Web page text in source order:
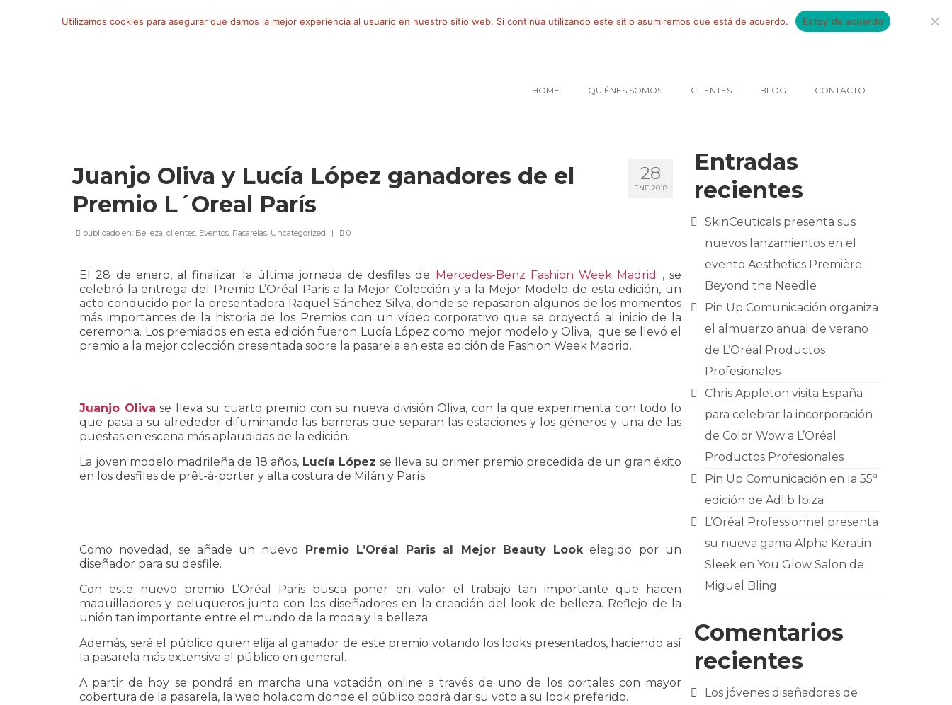
por:
HOME QUIÉNES SOMOS CLIENTES BLOG CONTACTO
28
ENE 2018
Juanjo Oliva y Lucía López ganadores de el
Premio L´Oreal París
publicado en: Belleza, clientes, Eventos, Pasarelas, Uncategorized | 0
El 28 de enero, al finalizar la última jornada de desfiles de Mercedes-Benz Fashion Week Madrid
, se
celebró la entrega del Premio L’Oréal Paris a la Mejor Colección y a la Mejor Modelo de esta edición, un
acto conducido por la presentadora Raquel Sánchez Silva, donde se repasaron algunos de los momentos
más importantes de la historia de los Premios con un vídeo corporativo que se proyectó al inicio de la
ceremonia. Los premiados en esta edición fueron Lucía López como mejor modelo y Oliva, que se llevó el
premio a la mejor colección presentada sobre la pasarela en esta edición de Fashion Week Madrid.
Juanjo Oliva se lleva su cuarto premio con su nueva división Oliva, con la que experimenta con todo lo
que pasa a su alrededor difuminando las barreras que separan las estaciones y los géneros y una de las
puestas en escena más aplaudidas de la edición.
La joven modelo madrileña de 18 años, Lucía López se lleva su primer premio precedida de un gran éxito
en los desfiles de prêt-à-porter y alta costura de Milán y París.
Como novedad, se añade un nuevo Premio L’Oréal Paris al Mejor Beauty Lookelegido por un
diseñador para su desfile.
Con este nuevo premio L’Oréal Paris busca poner en valor el trabajo tan importante que hacen
maquilladores y peluqueros junto con los diseñadores en la creación del look de belleza. Reflejo de la
unión tan importante entre el mundo de la moda y la belleza.
Además, será el público quien elija al ganador de este premio votando los looks presentados, haciendo así
la pasarela más extensiva al público en general.
A partir de hoy se pondrá en marcha una votación online a través de uno de los portales con mayor
cobertura de la pasarela, la web hola.com donde el público podrá dar su voto a su look preferido.
Entradas
recientes
SkinCeuticals presenta sus
nuevos lanzamientos en el
evento Aesthetics Première:
Beyond the Needle
Pin Up Comunicación organiza
el almuerzo anual de verano
de L’Oréal Productos
Profesionales
Chris Appleton visita España
para celebrar la incorporación
de Color Wow a L’Oréal
Productos Profesionales
Pin Up Comunicación en la 55ª
edición de Adlib Ibiza
L’Oréal Professionnel presenta
su nueva gama Alpha Keratin
Sleek en You Glow Salon de
Miguel Bling
Comentarios
recientes
Los jóvenes diseñadores de
Utilizamos cookies para asegurar que damos la mejor experiencia al usuario en nuestro sitio web. Si continúa utilizando este sitio asumiremos que está de acuerdo. Estoy de acuerdo